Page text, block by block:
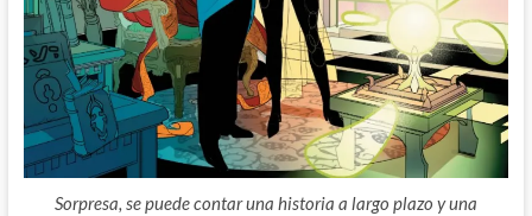
Sorpresa, se puede contar una historia a largo plazo y una